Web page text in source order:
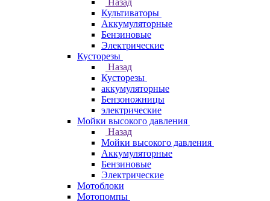
Назад
Культиваторы
Аккумуляторные
Бензиновые
Электрические
Кусторезы
Назад
Кусторезы
аккумуляторные
Бензоножницы
электрические
Мойки высокого давления
Назад
Мойки высокого давления
Аккумуляторные
Бензиновые
Электрические
Мотоблоки
Мотопомпы